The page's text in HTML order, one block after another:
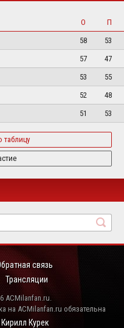
О
П
58
53
57
47
53
55
52
48
51 53
связь
Трансляции
ACMilanfan.ru.
на ACMilanfan.ru обязательна
Курек